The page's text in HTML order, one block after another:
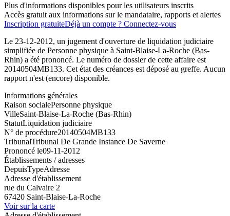
Plus d'informations disponibles pour les utilisateurs inscrits
Accès gratuit aux informations sur le mandataire, rapports et alertes
Inscription gratuiteDéjà un compte ? Connectez-vous
Le 23-12-2012, un jugement d'ouverture de liquidation judiciaire
simplifiée de Personne physique à Saint-Blaise-La-Roche (Bas-
Rhin) a été prononcé. Le numéro de dossier de cette affaire est
20140504MB133. Cet état des créances est déposé au greffe. Aucun
rapport n'est (encore) disponible.
Informations générales
Raison socialePersonne physique
VilleSaint-Blaise-La-Roche (Bas-Rhin)
StatutLiquidation judiciaire
N° de procédure20140504MB133
TribunalTribunal De Grande Instance De Saverne
Prononcé le09-11-2012
Établissements / adresses
DepuisTypeAdresse
Adresse d'établissement
rue du Calvaire 2
67420 Saint-Blaise-La-Roche
Voir sur la carte